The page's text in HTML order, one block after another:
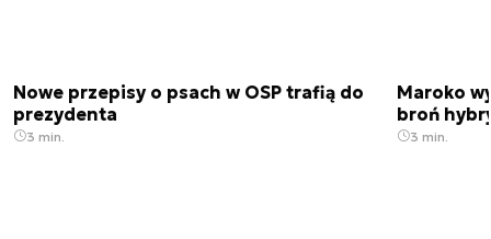
Nowe przepisy o psach w OSP trafią do
prezydenta
3 min.
Maroko
broń
3 min.